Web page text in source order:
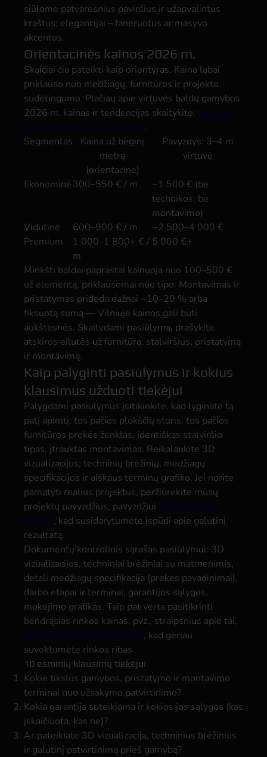
siūlome patvaresnius paviršius ir užapvalintus
kraštus; elegancijai – faneruotus ar masyvo
akcentus.
Orientacinės kainos 2026 m.
Skaičiai čia pateikti kaip orientyras. Kaina labai
priklauso nuo medžiagų, furnitūros ir projekto
sudėtingumo. Plačiau apie virtuvės baldų gamybos
2026 m. kainas ir tendencijas skaitykite: virtuvės
baldų gamybos 2026 kainos.
Segmentas
Kaina už bėginį
metrą
(orientacinė)
Pavyzdys: 3–4 m
virtuvė
Ekonominė300–550 € / m
~1 500 € (be
technikos, be
montavimo)
Vidutinė
600–900 € / m
~2 500–4 000 €
Premium
1 000–1 800+ € /
m
5 000 €+
Minkšti baldai paprastai kainuoja nuo 100–500 €
už elementą, priklausomai nuo tipo. Montavimas ir
pristatymas prideda dažnai ~10–20 % arba
fiksuotą sumą — Vilniuje kainos gali būti
aukštesnės. Skaitydami pasiūlymą, prašykite
atskiros eilutės už furnitūrą, stalviršius, pristatymą
ir montavimą.
Kaip palyginti pasiūlymus ir kokius
klausimus užduoti tiekėjui
Palygdami pasiūlymus įsitikinkite, kad lyginate tą
patį apimtį: tos pačios plokščių storis, tos pačios
furnitūros prekės ženklas, identiškas stalviršio
tipas, įtrauktas montavimas. Reikalaukite 3D
vizualizacijos, techninių brėžinių, medžiagų
specifikacijos ir aiškaus terminų grafiko. Jei norite
pamatyti realius projektus, peržiūrėkite mūsų
projektų pavyzdžius, pavyzdžiui MW Virtuvė -
Furnity, kad susidarytumėte įspūdį apie galutinį
rezultatą.
Dokumentų kontrolinis sąrašas pasiūlymui: 3D
vizualizacijos, techniniai brėžiniai su matmenimis,
detali medžiagų specifikacija (prekės pavadinimai),
darbo etapai ir terminai, garantijos sąlygos,
mokėjimo grafikas. Taip pat verta pasitikrinti
bendrąsias rinkos kainas, pvz., straipsnius apie tai,
kiek kainuoja virtuvės baldai, kad geriau
suvoktumėte rinkos ribas.
10 esminių klausimų tiekėjui
Kokie tikslūs gamybos, pristatymo ir montavimo
terminai nuo užsakymo patvirtinimo?
Kokia garantija suteikiama ir kokios jos sąlygos (kas
įskaičiuota, kas ne)?
Ar pateikiate 3D vizualizaciją, techninius brėžinius
ir galutinį patvirtinimą prieš gamybą?